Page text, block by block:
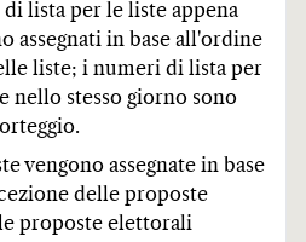
lista per le liste appena
assegnati in base all'ordine
liste; i numeri di lista per
nello stesso giorno sono
vengono assegnate in base
delle proposte
proposte elettorali